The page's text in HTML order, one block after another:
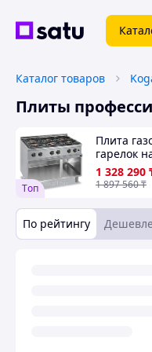
Каталог товаров
Плиты
Tоп
Плита
гарелок
APACH
1 328 290
1 897 560₸
По рейтингу Дешевле